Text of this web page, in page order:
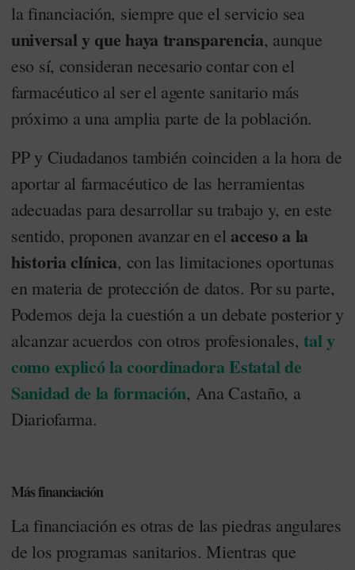
la financiación, siempre que el servicio sea
universal y que haya transparencia, aunque
eso sí, consideran necesario contar con el
farmacéutico al ser el agente sanitario más
próximo a una amplia parte de la población.
PP y Ciudadanos también coinciden a la hora de
aportar al farmacéutico de las herramientas
adecuadas para desarrollar su trabajo y, en este
sentido, proponen avanzar en el acceso a la
historia clínica, con las limitaciones oportunas
en materia de protección de datos. Por su parte,
Podemos deja la cuestión a un debate posterior y
alcanzar acuerdos con otros profesionales,tal y
como explicó la coordinadora Estatal de
Sanidad de la formación, Ana Castaño, a
Diariofarma.
Más financiación
La financiación es otras de las piedras angulares
de los programas sanitarios. Mientras que